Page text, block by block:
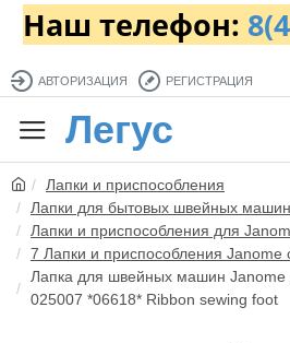
Наш телефон:
АВТОРИЗАЦИЯ РЕГИСТРАЦИЯ
Легус
Лапки и приспособления
Лапки для бытовых швейных машин
Лапки и приспособления для
7 Лапки и приспособления Janome
Лапка для швейных машин Janome
025007 *06618* Ribbon sewing foot